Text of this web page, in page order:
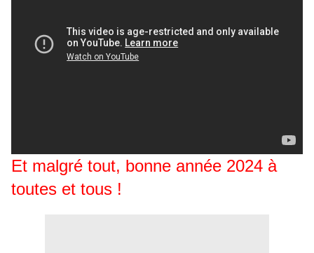
Et malgré tout, bonne année 2024 à
toutes et tous !